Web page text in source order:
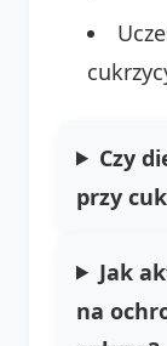
Czy
przy
Jak
na